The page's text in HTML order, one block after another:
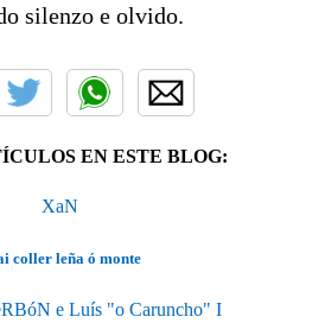
silenzo e olvido.
EN ESTE BLOG:
XaN
coller leña ó monte
e Luís "o Caruncho" I